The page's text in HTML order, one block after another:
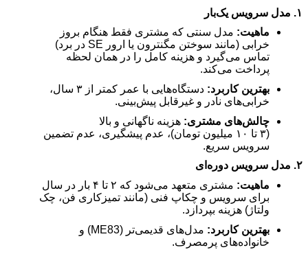
۱.
مدل سرویس یک‌بار
ماهیت: مدل سنتی که مشتری فقط هنگام بروز
خرابی (مانند سوختن مگنترون یا ارور SE در برد)
تماس می‌گیرد و هزینه کامل را در همان لحظه
پرداخت می‌کند.
بهترین کاربرد: دستگاه‌هایی با عمر کمتر از ۳ سال،
خرابی‌های نادر و غیرقابل پیش‌بینی.
چالش‌های مشتری: هزینه ناگهانی و بالا
(۳ تا ۱۰ میلیون تومان)، عدم پیشگیری، عدم تضمین
سرویس سریع.
۲. مدل سرویس دوره‌ای
ماهیت: مشتری متعهد می‌شود که ۲ تا ۴ بار در سال
برای سرویس و چکاپ فنی (مانند تمیزکاری فن، چک
ولتاژ) هزینه بپردازد.
بهترین کاربرد: مدل‌های قدیمی‌تر (ME83) و
خانواده‌های پرمصرف.